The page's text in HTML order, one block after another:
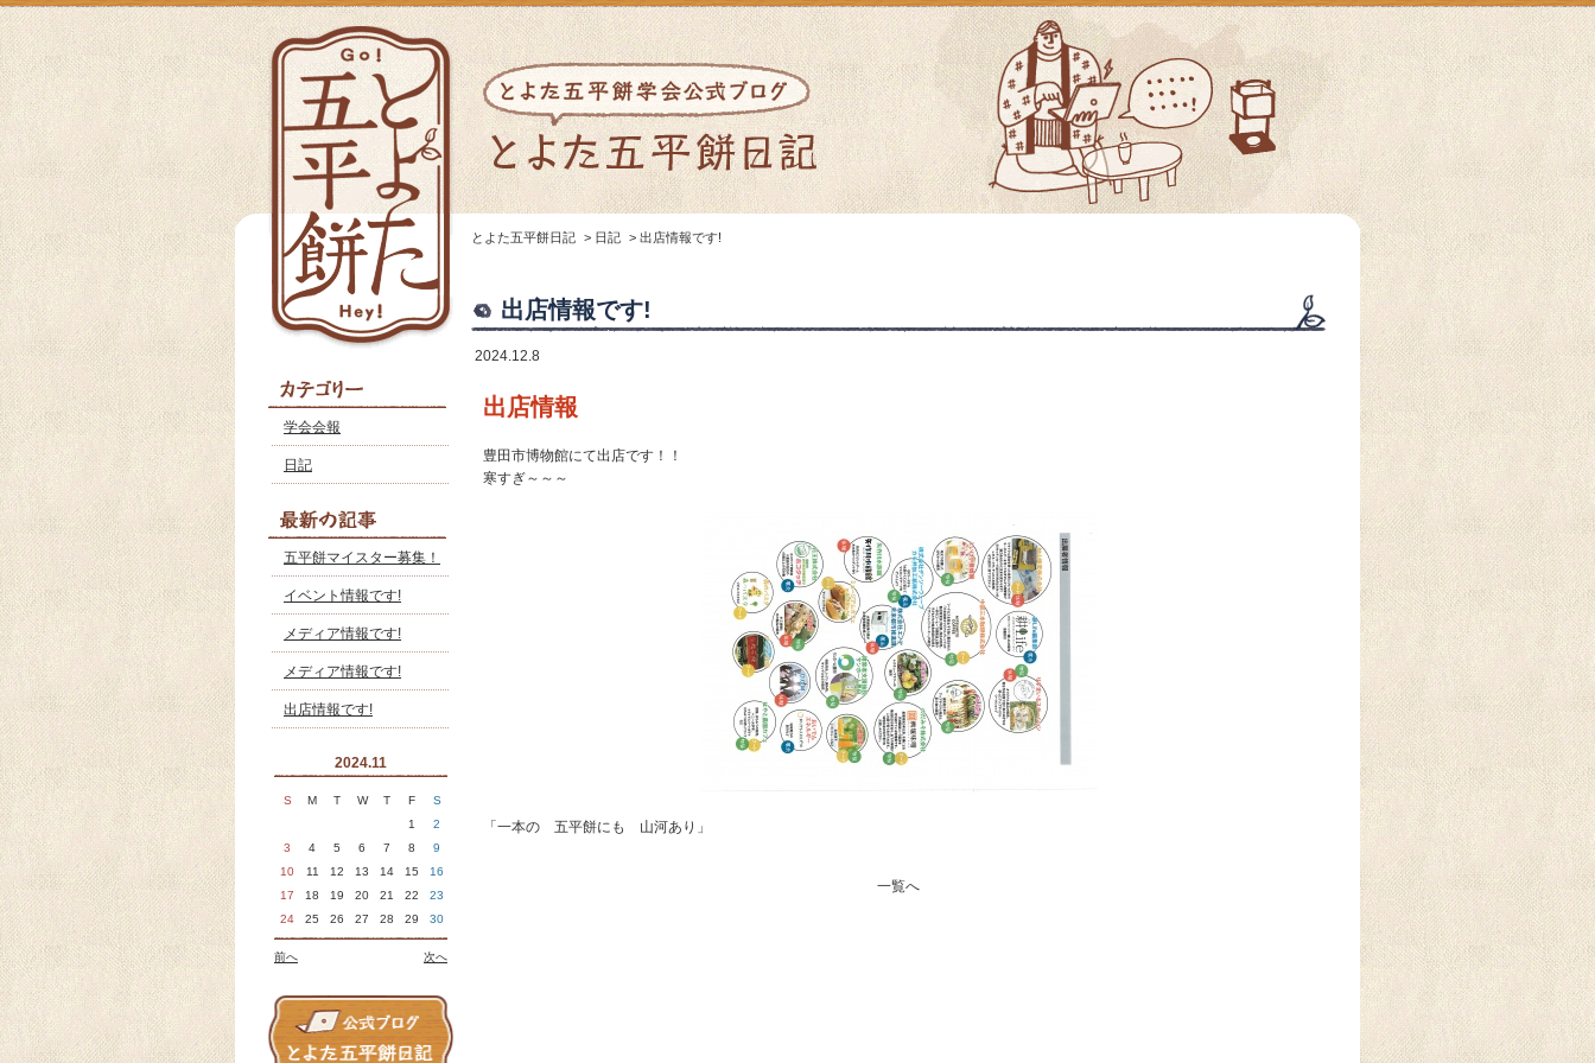
学会会報
日記
五平餅マイスター募集！
イベント情報です!
メディア情報です!
メディア情報です!
出店情報です!
2024.11
S M T W T F
S
1
2
3
4 5 6 7 8
9
10
11 12 13 14 15
16
17
18 19 20 21 22
23
24
25 26 27 28 29 30
次へ
前へ
とよた五平餅日記 > 日記 > 出店情報です!
出店情報です!
2024.12.8
出店情報
豊田市博物館にて出店です！！
寒すぎ～～～
「一本の 五平餅にも 山河あり」
一覧へ